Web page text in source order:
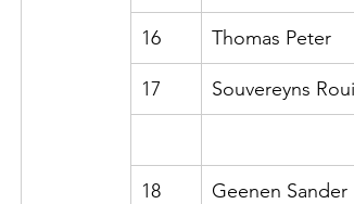
16 Thomas Peter
17 Souvereyns
18 Geenen Sander